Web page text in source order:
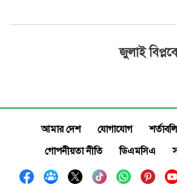
জুলাই
আমার দেশ যোগাযোগ
গোপনীয়তা নীতি
ডিএমসিএ